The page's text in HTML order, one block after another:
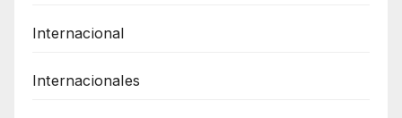
Internacional
Internacionales